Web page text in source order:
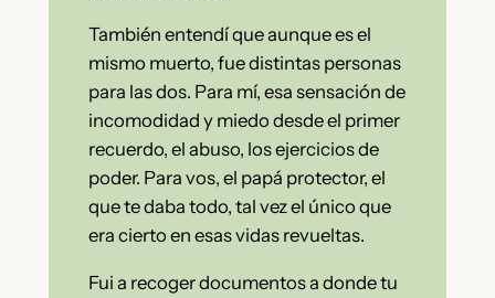
También entendí que aunque es el
mismo muerto, fue distintas personas
para las dos. Para mí, esa sensación de
incomodidad y miedo desde el primer
recuerdo, el abuso, los ejercicios de
poder. Para vos, el papá protector, el
que te daba todo, tal vez el único que
era cierto en esas vidas revueltas.
Fui a recoger documentos a donde tu